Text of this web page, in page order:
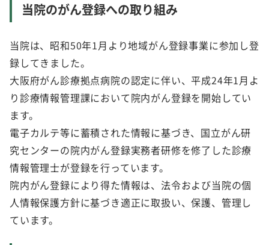
当院のがん登録への取り組み
当院は、昭和50年1月より地域がん登録事業に参加し登
録してきました。
大阪府がん診療拠点病院の認定に伴い、平成24年1月よ
り診療情報管理課において院内がん登録を開始してい
ます。
電子カルテ等に蓄積された情報に基づき、国立がん研
究センターの院内がん登録実務者研修を修了した診療
情報管理士が登録を行っています。
院内がん登録により得た情報は、法令および当院の個
人情報保護方針に基づき適正に取扱い、保護、管理し
ています。